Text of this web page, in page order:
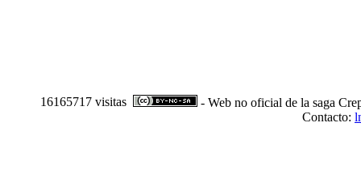
16165717 visitas
- Web no oficial de la saga
Contacto: